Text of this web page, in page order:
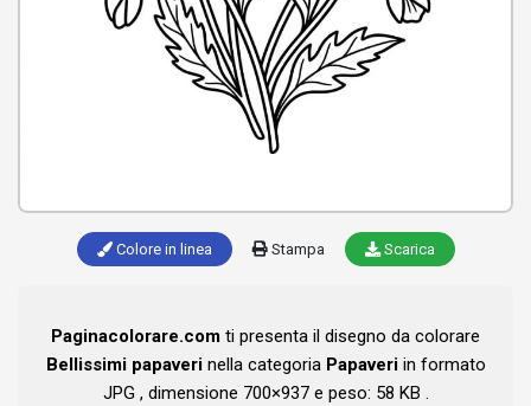
Colore in linea Stampa Scarica
Paginacolorare.com ti presenta il disegno da colorare
Bellissimi papaverinella categoria Papaveriin formato
JPG , dimensione 700×937 e peso: 58 KB .